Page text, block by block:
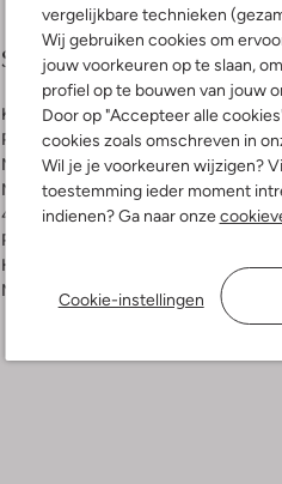
vergelijkbare technieken
Wij gebruiken cookies om
jouw voorkeuren op te slaan,
profiel op te bouwen van jouw
Door op "Accepteer alle
cookies zoals omschreven in
Wil je je voorkeuren wijzigen?
toestemming ieder moment
indienen? Ga naar onze
Cookie-instellingen
Samenstelling & Pasvorm
Kleur:Zand
Patroon:Effen
Materiaal:Viscose
Materiaalpercentages:
49% Viscose, 34% Polyester, 17%
Pasvorm:
Halslijn:
Mouwlengte:
Korte Mouw